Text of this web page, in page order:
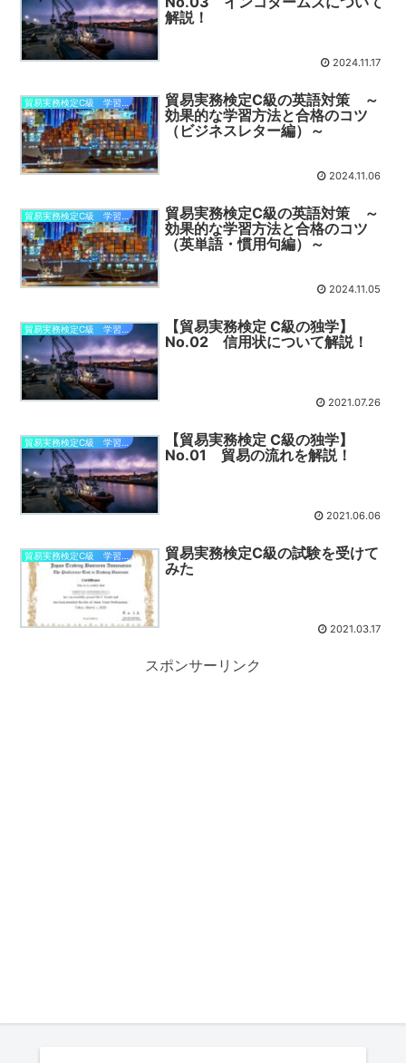
解説！
2024.11.17
貿易実務検定C級の英語対策 ～
効果的な学習方法と合格のコツ
（ビジネスレター編）～
2024.11.06
貿易実務検定C級の英語対策 ～
効果的な学習方法と合格のコツ
（英単語・慣用句編）～
2024.11.05
【貿易実務検定 C級の独学】
No.02 信用状について解説！
2021.07.26
【貿易実務検定 C級の独学】
No.01 貿易の流れを解説！
2021.06.06
貿易実務検定C級の試験を受けて
みた
2021.03.17
スポンサーリンク